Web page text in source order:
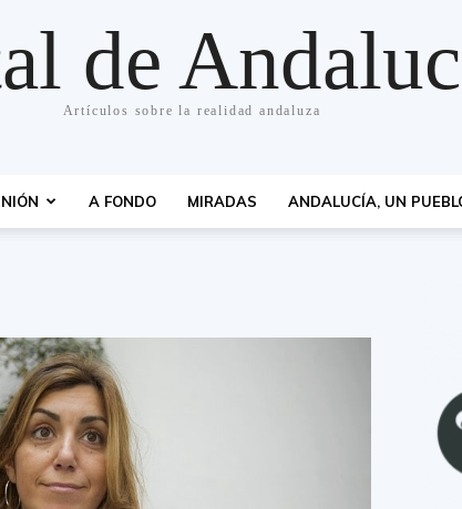
de
Artículos sobre la realidad andaluza
A FONDO MIRADAS ANDALUCÍA, UN